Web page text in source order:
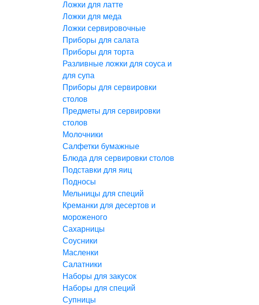
Ложки для латте
Ложки для меда
Ложки сервировочные
Приборы для салата
Приборы для торта
Разливные ложки для соуса и
для супа
Приборы для сервировки
столов
Предметы для сервировки
столов
Молочники
Салфетки бумажные
Блюда для сервировки столов
Подставки для яиц
Подносы
Мельницы для специй
Креманки для десертов и
мороженого
Сахарницы
Соусники
Масленки
Салатники
Наборы для закусок
Наборы для специй
Супницы